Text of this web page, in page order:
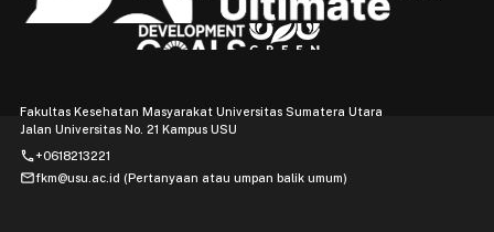
Fakultas Kesehatan Masyarakat Universitas Sumatera Utara
Jalan Universitas No. 21 Kampus USU
phone+0618213221
mailfkm@usu.ac.id (Pertanyaan atau umpan balik umum)